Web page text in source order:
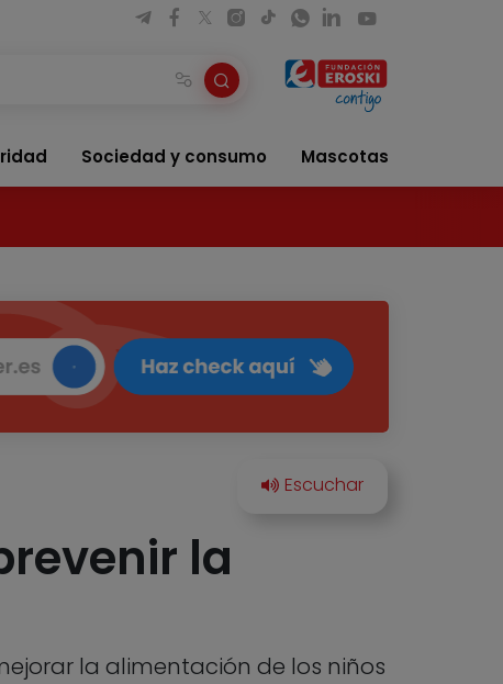
Sociedad y consumo Mascotas
la
la alimentación de los niños